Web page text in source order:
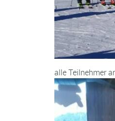
alle Teilnehmer